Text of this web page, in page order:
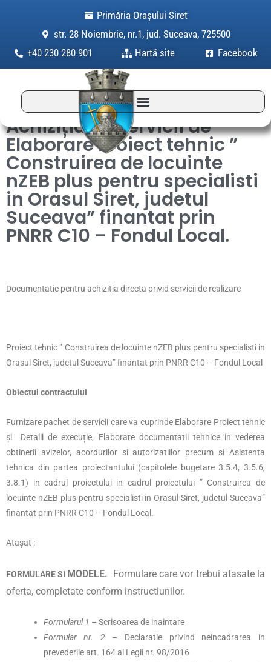
Primăria Orașului Siret
str. 28 Noiembrie, nr.1, jud. Suceava, 725500
+40 230 280 901
Hartă site Facebook
Achiziția de servicii de
Elaborare Proiect tehnic ”
Construirea de locuinte
nZEB plus pentru specialisti
in Orasul Siret, judetul
Suceava” finantat prin
PNRR C10 – Fondul Local.
Documentatie pentru achizitia directa privid servicii de realizare
Proiect tehnic ” Construirea de locuinte nZEB plus pentru specialisti in
Orasul Siret, judetul Suceava” finantat prin PNRR C10 – Fondul Local
Obiectul contractului
Furnizare pachet de servicii care va cuprinde Elaborare Proiect tehnic
și Detalii de execuție, Elaborare documentatii tehnice in vederea
obtinerii avizelor, acordurilor si autorizatiilor precum si Asistenta
tehnica din partea proiectantului (capitolele bugetare 3.5.4, 3.5.6,
3.8.1) in cadrul proiectului in cadrul proiectului ” Construirea de
locuinte nZEB plus pentru specialisti in Orasul Siret, judetul Suceava”
finantat prin PNRR C10 – Fondul Local.
Atașat :
FORMULARE SI MODELE. Formulare care vor trebui atasate la
oferta, completate conform instructiunilor.
Formularul 1 – Scrisoarea de inaintare
Formular nr. 2 – Declaratie privind neincadrarea in
prevederile art. 164 al Legii nr. 98/2016